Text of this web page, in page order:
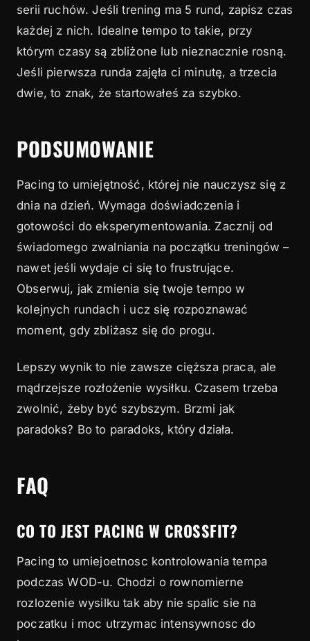
serii ruchów. Jeśli trening ma 5 rund, zapisz czas
każdej z nich. Idealne tempo to takie, przy
którym czasy są zbliżone lub nieznacznie rosną.
Jeśli pierwsza runda zajęła ci minutę, a trzecia
dwie, to znak, że startowałeś za szybko.
PODSUMOWANIE
Pacing to umiejętność, której nie nauczysz się z
dnia na dzień. Wymaga doświadczenia i
gotowości do eksperymentowania. Zacznij od
świadomego zwalniania na początku treningów –
nawet jeśli wydaje ci się to frustrujące.
Obserwuj, jak zmienia się twoje tempo w
kolejnych rundach i ucz się rozpoznawać
moment, gdy zbliżasz się do progu.
Lepszy wynik to nie zawsze cięższa praca, ale
mądrzejsze rozłożenie wysiłku. Czasem trzeba
zwolnić, żeby być szybszym. Brzmi jak
paradoks? Bo to paradoks, który działa.
FAQ
CO TO JEST PACING W CROSSFIT?
Pacing to umiejoetnosc kontrolowania tempa
podczas WOD-u. Chodzi o rownomierne
rozlozenie wysilku tak aby nie spalic sie na
poczatku i moc utrzymac intensywnosc do